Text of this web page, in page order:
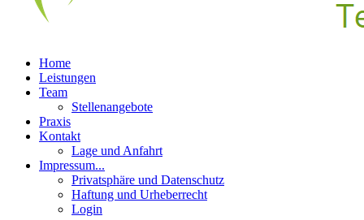
Home
Leistungen
Team
Stellenangebote
Praxis
Kontakt
Lage und Anfahrt
Impressum...
Privatsphäre und Datenschutz
Haftung und Urheberrecht
Login